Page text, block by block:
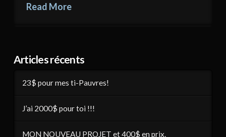
Read More
Articles récents
23$ pour mes ti-Pauvres!
J’ai 2000$ pour toi !!!
MON NOUVEAU PROJET et 400$ en prix.